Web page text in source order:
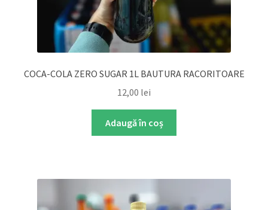
COCA-COLA ZERO SUGAR 1L BAUTURA RACORITOARE
12,00 lei
Adaugă în coș